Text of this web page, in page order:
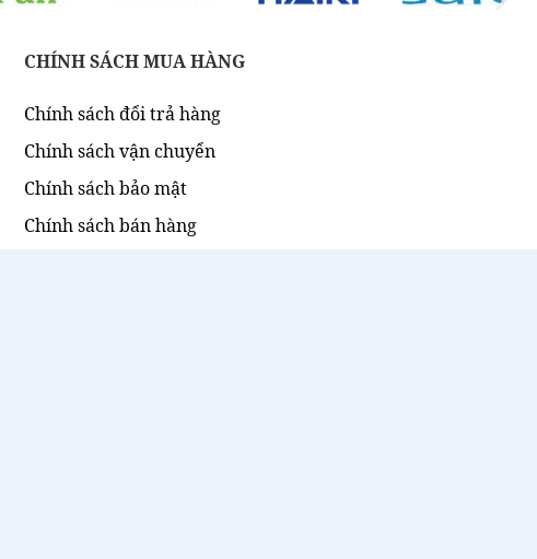
CHÍNH SÁCH MUA HÀNG
Chính sách đổi trả hàng
Chính sách vận chuyển
Chính sách bảo mật
Chính sách bán hàng